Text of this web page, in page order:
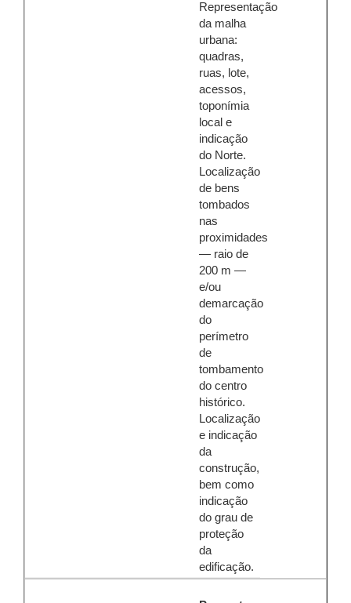
Representação
da malha
urbana:
quadras,
ruas, lote,
acessos,
toponímia
local e
indicação
do Norte.
Localização
de bens
tombados
nas
proximidades
— raio de
200 m —
e/ou
demarcação
do
perímetro
de
tombamento
do centro
histórico.
Localização
e indicação
da
construção,
bem como
indicação
do grau de
proteção
da
edificação.